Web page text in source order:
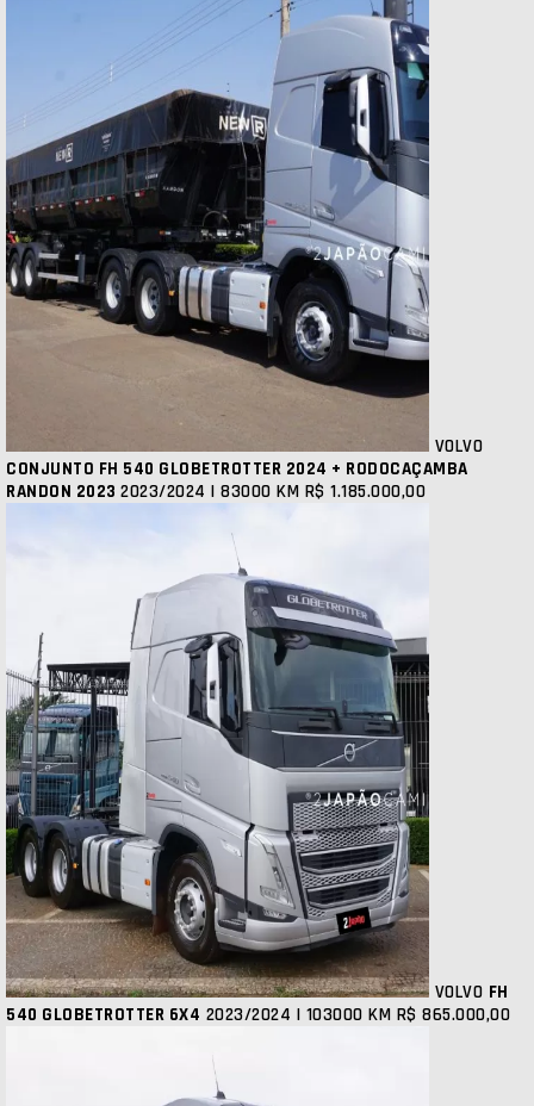
VOLVO
CONJUNTO FH 540 GLOBETROTTER 2024 + RODOCAÇAMBA
RANDON 2023 2023/2024 | 83000 KM R$ 1.185.000,00
VOLVO FH
540 GLOBETROTTER 6X4 2023/2024 | 103000 KM R$ 865.000,00